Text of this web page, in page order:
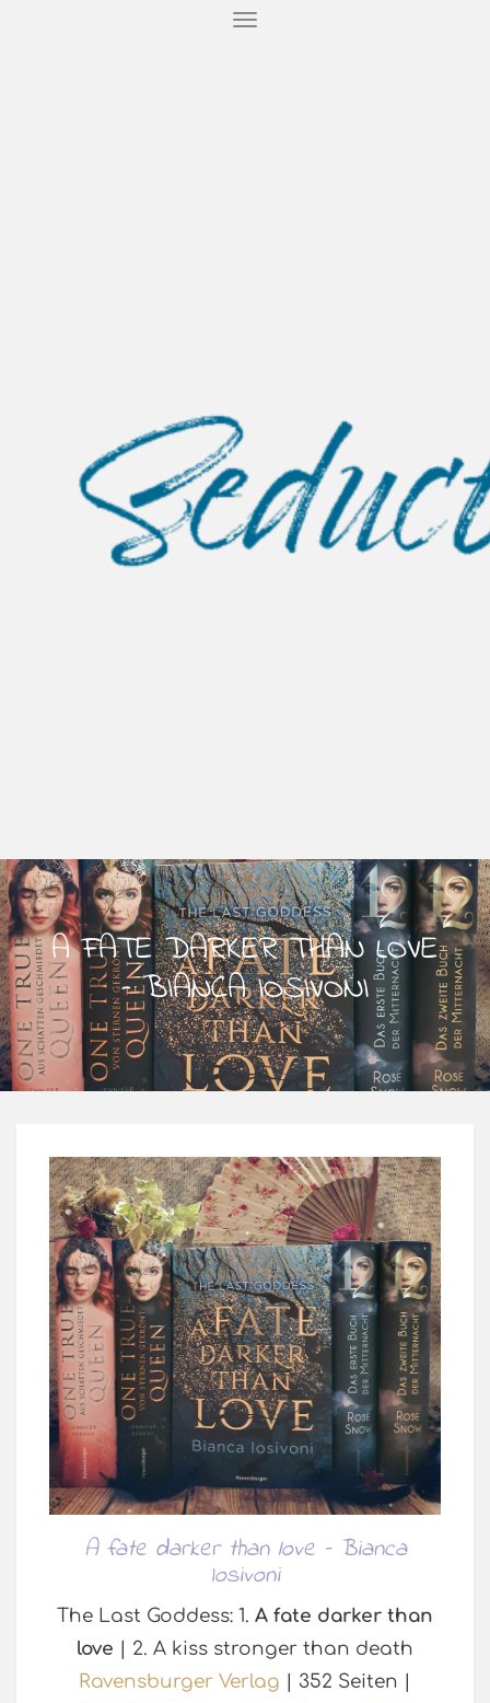
T
A FATE DARKER THAN LOVE
– BIANCA IOSIVONI
A fate darker than love – Bianca
Iosivoni
The Last Goddess: 1. A fate darker than
love | 2. A kiss stronger than death
Ravensburger Verlag | 352 Seiten |